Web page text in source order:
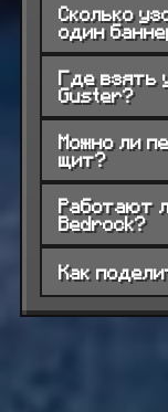
Сколько
один
Где взять
Guster?
Можно ли
щит?
Работают
Bedrock?
Как